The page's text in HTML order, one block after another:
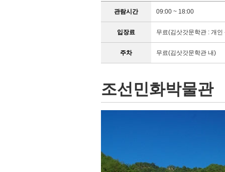
관람시간 09:00 ~ 18:00
입장료 무료(김삿갓문학관 : 개
주차 무료(김삿갓문학관 내)
조선민화박물관